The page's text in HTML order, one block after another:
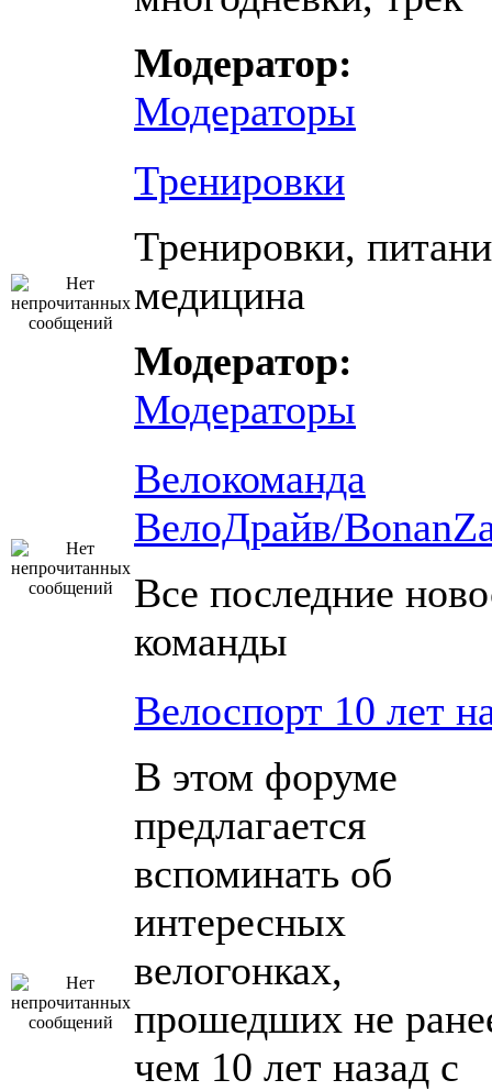
Модератор:
Модераторы
Тренировки
Тренировки,
медицина
Модератор:
Модераторы
Велокоманда
ВелоДрайв/
Все последние
команды
Велоспорт 10 лет
В этом форуме
предлагается
вспоминать об
интересных
велогонках,
прошедших не
чем 10 лет назад с